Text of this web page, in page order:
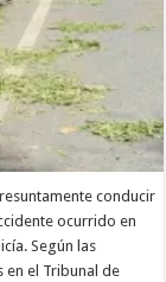
conducir
ocurrido en
Según las
en el Tribunal de